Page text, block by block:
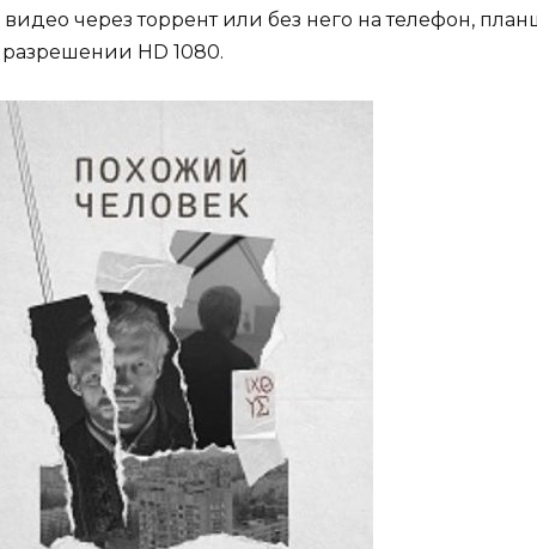
через торрент или без него на телефон,
HD 1080.